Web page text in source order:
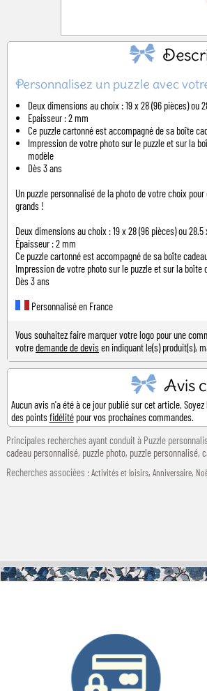
Personnalisez un puzzle avec
Deux dimensions au choix : 19 x 28 (96 pièces) ou
Epaisseur : 2 mm
Ce puzzle cartonné est accompagné de sa boîte
Impression de votre photo sur le puzzle et sur la
modèle
Dès 3 ans
Un puzzle personnalisé de la photo de votre choix
grands !
Deux dimensions au choix : 19 x 28 (96 pièces) ou 28.5
Épaisseur : 2 mm
Ce puzzle cartonné est accompagné de sa boîte
Impression de votre photo sur le puzzle et sur la
Dès 3 ans
Personnalisé en France
Vous souhaitez faire marquer votre logo pour une
votredemande de devisen indiquant le(s) produit(s),
Avis
Aucun avis n'a été à ce jour publié sur cet article.
des pointsfidélitépour vos prochaines commandes.
Principales recherches ayant conduit à Puzzle
cadeau personnalisé, puzzle photo, puzzle personnalisé,
Recherches associées : Activités et loisirs, Anniversaire,